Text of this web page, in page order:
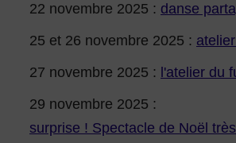
22 novembre 2025 : danse
25 et 26 novembre 2025 :
27 novembre 2025 : l'atelier du
29 novembre 2025 :
surprise ! Spectacle de Noël